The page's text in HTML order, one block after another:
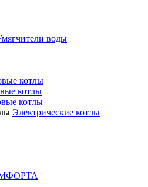
воды
котлы
котлы
котлы
Электрические котлы